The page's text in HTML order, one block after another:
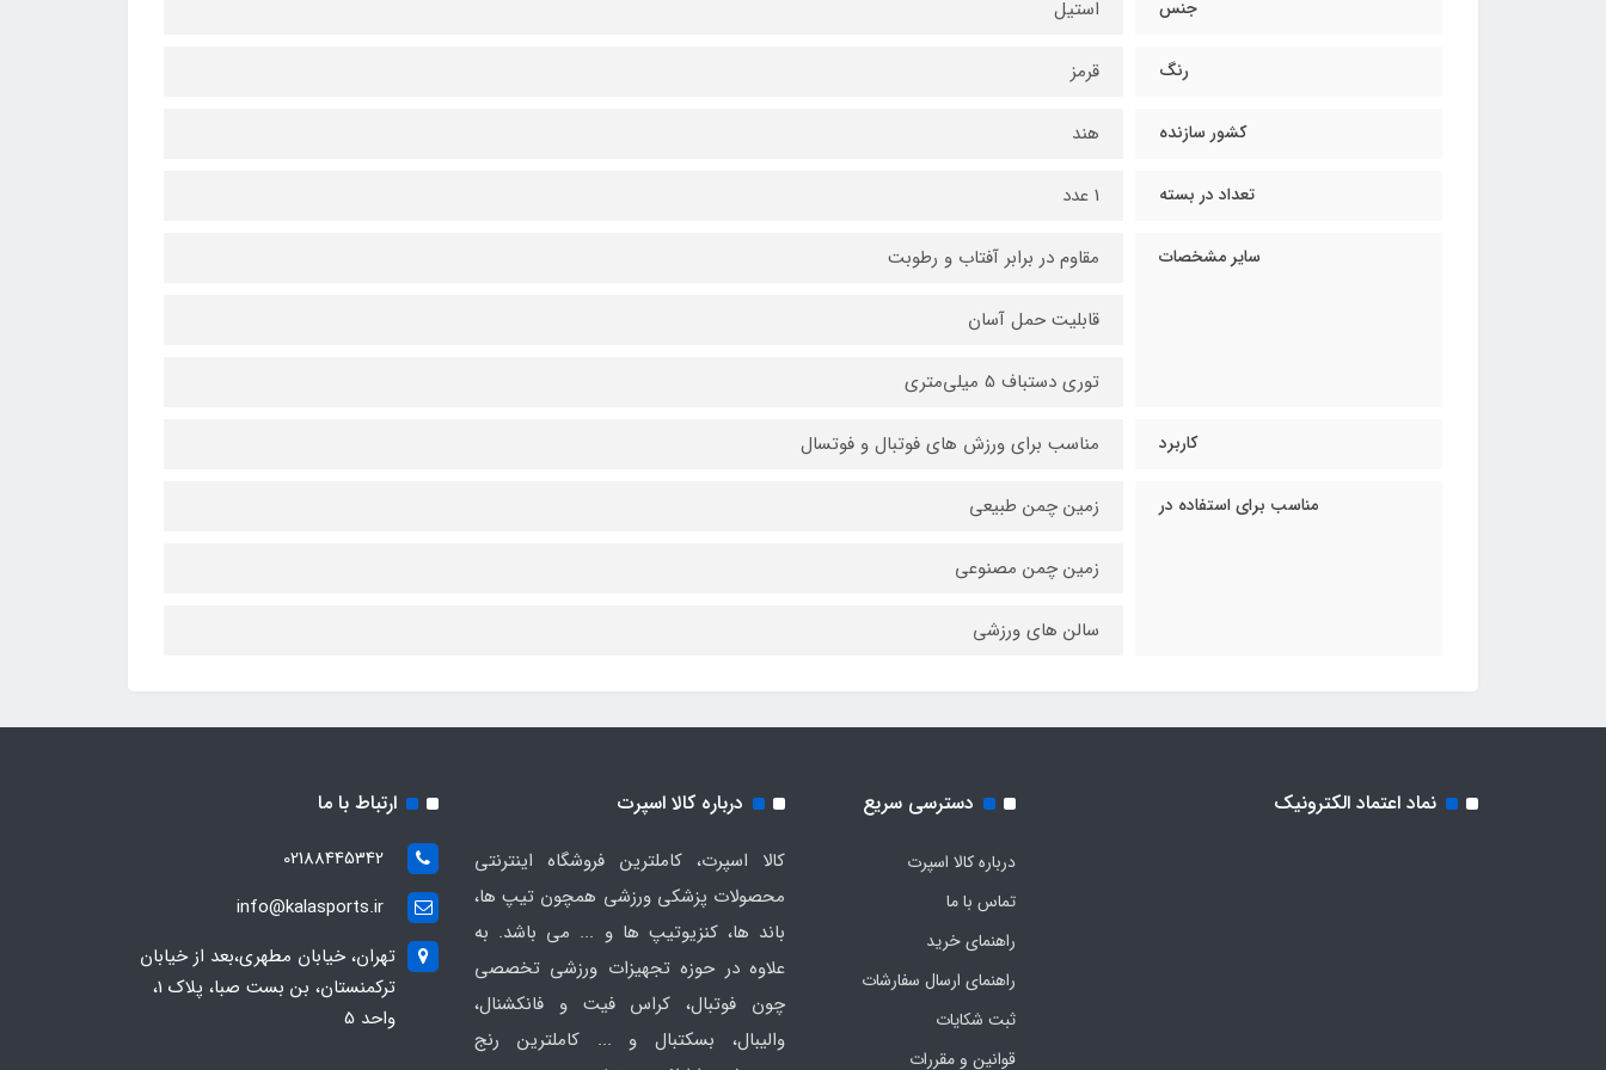
جنس استیل
رنگ قرمز
کشور سازنده هند
تعداد در بسته 1 عدد
سایر مشخصات مقاوم در برابر آفتاب و رطوبت
قابلیت حمل آسان
توری دستباف 5 میلی‌متری
کاربرد مناسب برای ورزش های فوتبال و فوتسال
مناسب برای استفاده در زمین چمن طبیعی
زمین چمن مصنوعی
سالن های ورزشی
نماد اعتماد الکترونیک دسترسی سریع
درباره کالا اسپرت
تماس با ما
راهنمای خرید
راهنمای ارسال سفارشات
ثبت شکایات
قوانین و مقررات
درباره کالا اسپرت
کالا اسپرت، کاملترین فروشگاه اینترنتی
محصولات پزشکی ورزشی همچون تیپ ها،
باند ها، کنزیوتیپ ها و ... می باشد. به
علاوه در حوزه تجهیزات ورزشی تخصصی
چون فوتبال، کراس فیت و فانکشنال،
والیبال، بسکتبال و ... کاملترین رنج
ارتباط با ما
02188445342
info@kalasports.ir
تهران، خیابان مطهری،بعد از خیابان
ترکمنستان، بن بست صبا، پلاک 1،
واحد 5